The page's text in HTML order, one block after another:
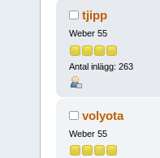
tjipp
Weber 55
Antal inlägg: 263
volyota
Weber 55